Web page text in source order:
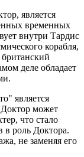
является
временных
внутри Тардис
корабля,
деле обладает
является
Доктор может
что стало
в роль Доктора.
не заменяя его